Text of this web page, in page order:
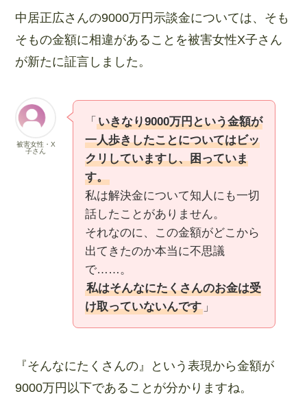
中居正広さんの9000万円示談金については、そも
そもの金額に相違があることを被害女性X子さん
が新たに証言しました。
被害女性・X
子さん
「いきなり9000万円という金額が
一人歩きしたことについてはビッ
クリしていますし、困っていま
す。
私は解決金について知人にも一切
話したことがありません。
それなのに、この金額がどこから
出てきたのか本当に不思議
で……。
私はそんなにたくさんのお金は受
け取っていないんです 」
『そんなにたくさんの』という表現から金額が
9000万円以下であることが分かりますね。